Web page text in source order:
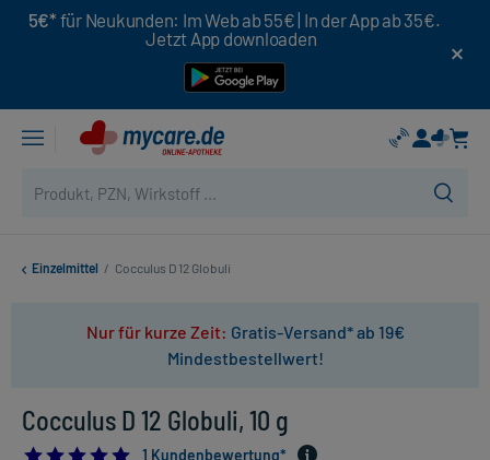
5€* für Neukunden: Im Web ab 55€ | In der App ab 35€.
Jetzt App downloaden
Einzelmittel / Cocculus D 12 Globuli
Nur für kurze Zeit: Gratis-Versand* ab 19€
Mindestbestellwert!
Cocculus D 12 Globuli, 10 g
5.01 Kundenbewertung*